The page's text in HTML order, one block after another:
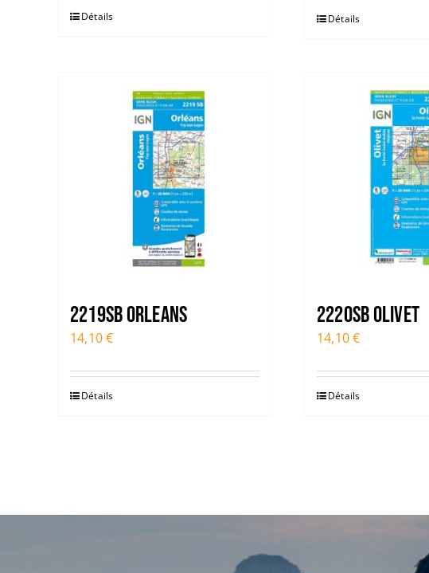
Détails Détails
2219SB ORLEANS
14,10€
Détails
2220SB OLIVET
14,10€
Détails